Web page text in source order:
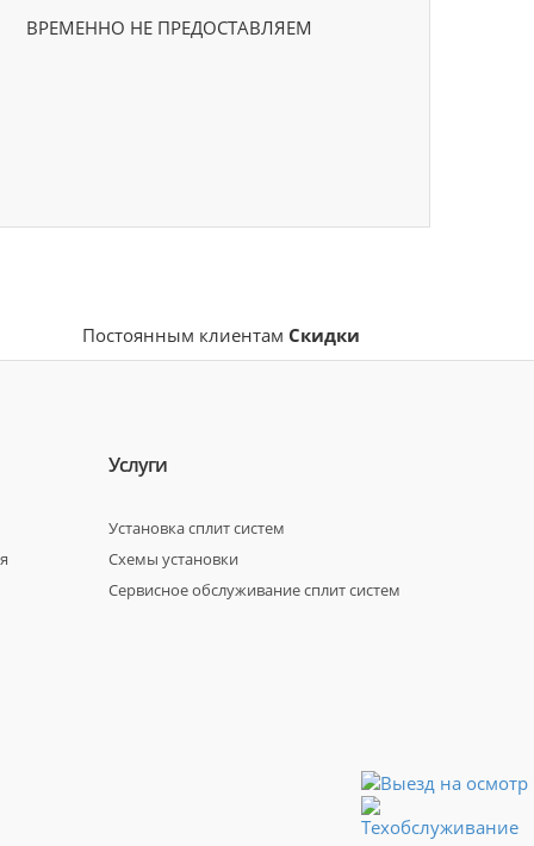
ВРЕМЕННО НЕ ПРЕДОСТАВЛЯЕМ
Постоянным клиентам Скидки
Услуги
Установка сплит систем
Схемы установки
Сервисное обслуживание сплит систем